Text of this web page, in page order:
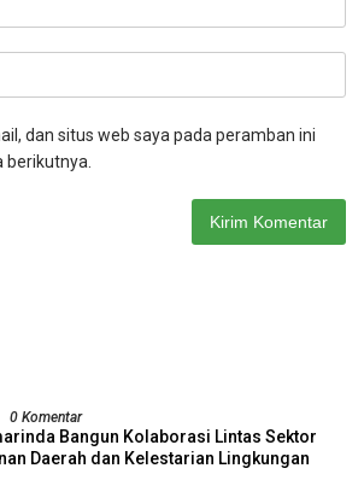
dan situs web saya pada peramban ini
0 Komentar
Bangun Kolaborasi Lintas Sektor
Daerah dan Kelestarian Lingkungan